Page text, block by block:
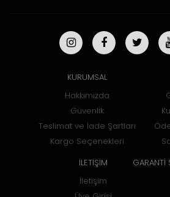
KURUMSAL
Hakkımızda
Güvenlik
Teslimat ve İade Şartları
Kargo Seçenekleri
İLETİŞİM
İletişim
GARANTİ